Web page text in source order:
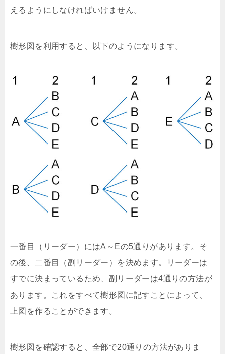
えるようにしなければいけません。
樹形図を利用すると、以下のようになります。
一番目（リーダー）にはA～Eの5通りがあります。そ
の後、二番目（副リーダー）を決めます。リーダーは
すでに決まっているため、副リーダーは4通りの方法が
あります。これをすべて樹形図に記すことによって、
上図を作ることができます。
樹形図を確認すると、全部で20通りの方法がありま